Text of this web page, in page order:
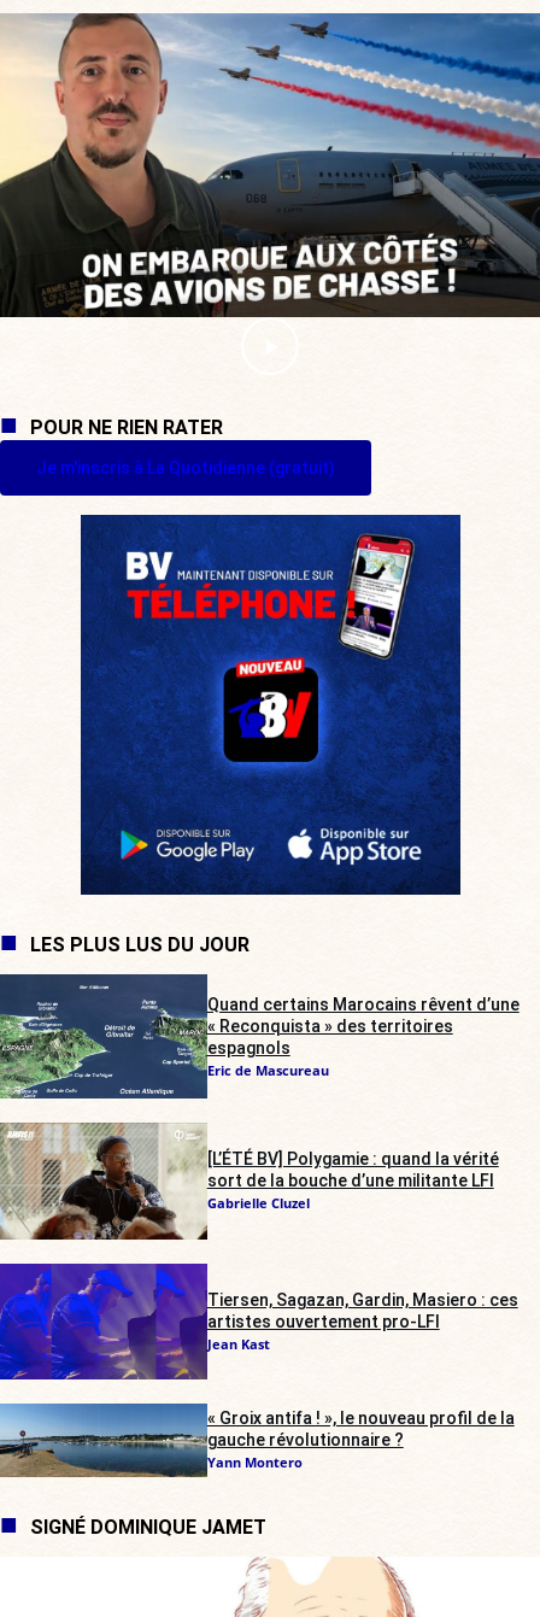
POUR NE RIEN RATER
Je m'inscris à La Quotidienne (gratuit)
LES PLUS LUS DU JOUR
Quand certains Marocains rêvent d’une
« Reconquista » des territoires
espagnols
Eric de Mascureau
[L’ÉTÉ BV] Polygamie : quand la vérité
sort de la bouche d’une militante LFI
Gabrielle Cluzel
Tiersen, Sagazan, Gardin, Masiero : ces
artistes ouvertement pro-LFI
Jean Kast
« Groix antifa ! », le nouveau profil de la
gauche révolutionnaire ?
Yann Montero
SIGNÉ DOMINIQUE JAMET